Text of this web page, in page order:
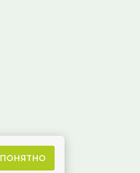
ПОНЯТНО